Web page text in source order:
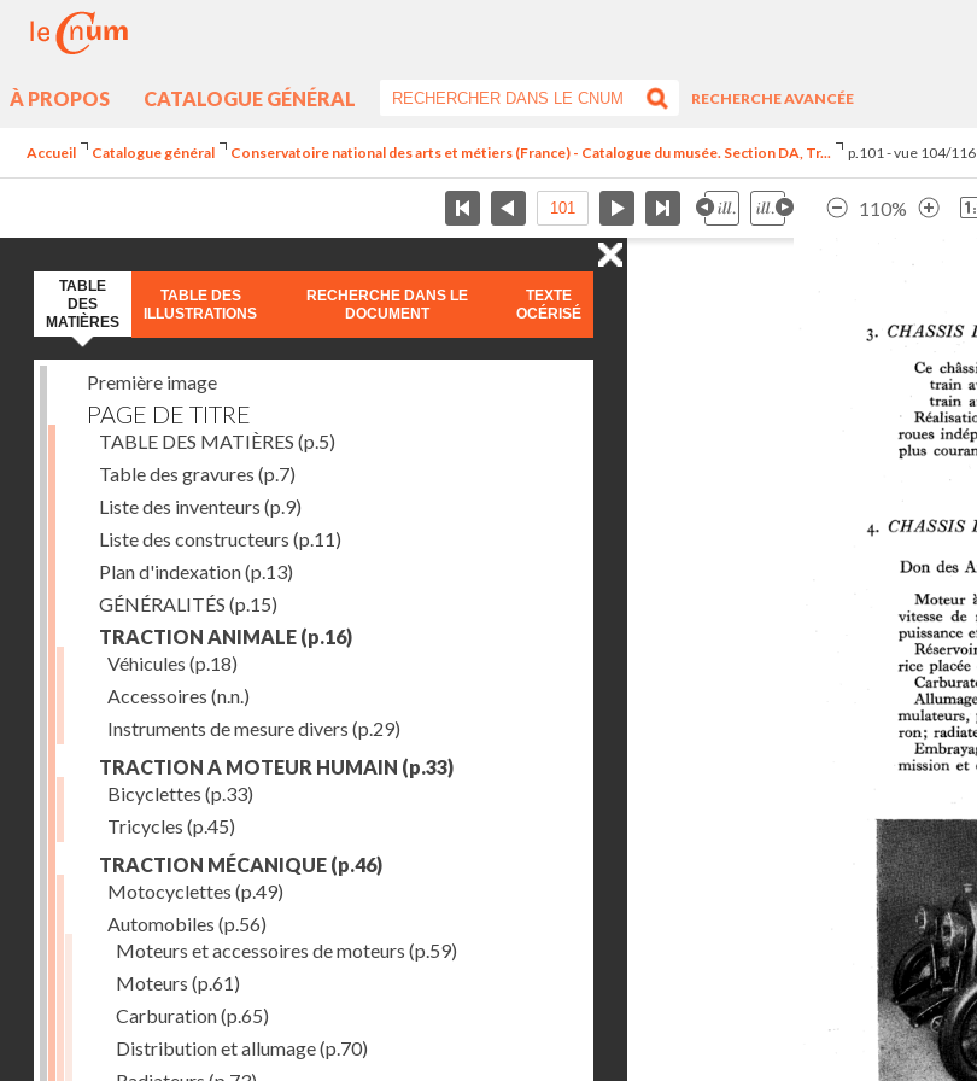
À PROPOS CATALOGUE GÉNÉRAL
RECHERCHE AVANCÉE
Accueil Catalogue général Conservatoire national des arts et métiers (France) - Catalogue du musée. Section DA, Tr... p.101 - vue 104/116
110%
TABLE
DES
MATIÈRES
TABLE DES
ILLUSTRATIONS
RECHERCHE DANS LE
DOCUMENT
TEXTE
OCÉRISÉ
Première image
PAGE DE TITRE
TABLE DES MATIÈRES (p.5)
Table des gravures (p.7)
Liste des inventeurs (p.9)
Liste des constructeurs (p.11)
Plan d'indexation(p.13)
GÉNÉRALITÉS (p.15)
TRACTION ANIMALE (p.16)
Véhicules (p.18)
Accessoires (n.n.)
Instruments de mesure divers (p.29)
TRACTION A MOTEUR HUMAIN (p.33)
Bicyclettes (p.33)
Tricycles (p.45)
TRACTION MÉCANIQUE (p.46)
Motocyclettes (p.49)
Automobiles (p.56)
Moteurs et accessoires de moteurs (p.59)
Moteurs (p.61)
Carburation(p.65)
Distribution et allumage(p.70)